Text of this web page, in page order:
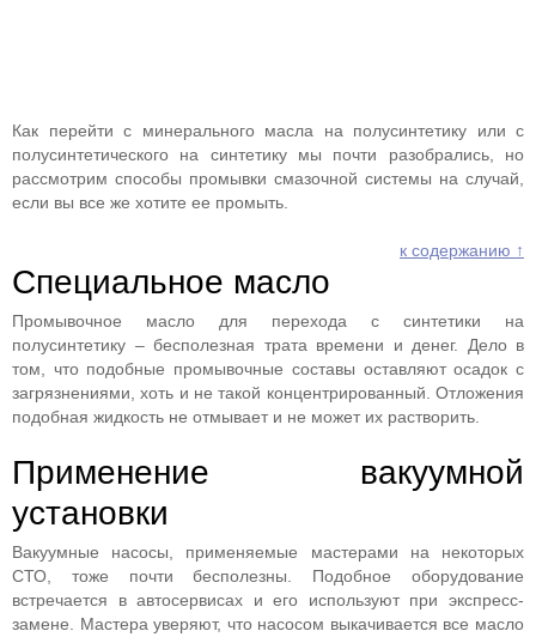
Как перейти с минерального масла на полусинтетику или с
полусинтетического на синтетику мы почти разобрались, но
рассмотрим способы промывки смазочной системы на случай,
если вы все же хотите ее промыть.
к содержанию ↑
Специальное масло
Промывочное масло для перехода с синтетики на
полусинтетику – бесполезная трата времени и денег. Дело в
том, что подобные промывочные составы оставляют осадок с
загрязнениями, хоть и не такой концентрированный. Отложения
подобная жидкость не отмывает и не может их растворить.
Применение вакуумной
установки
Вакуумные насосы, применяемые мастерами на некоторых
СТО, тоже почти бесполезны. Подобное оборудование
встречается в автосервисах и его используют при экспресс-
замене. Мастера уверяют, что насосом выкачивается все масло